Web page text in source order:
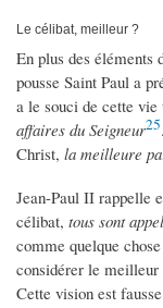
Le célibat, meilleur ?
En plus des éléments
pousse Saint Paul a
a le souci de cette vie
affaires du Seigneur25
Christ, la meilleure
Jean-Paul II rappelle
célibat, tous sont
comme quelque
considérer le meilleur
Cette vision est